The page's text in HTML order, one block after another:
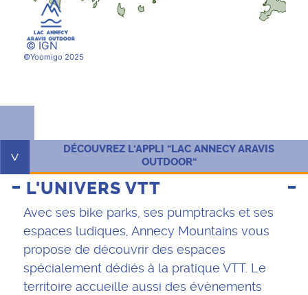
©Yoomigo 2025
© IGN
^
DÉCOUVREZ L'APPLI "LAC ANNECY ARAVIS
OUTDOOR"
L'UNIVERS VTT
Avec ses bike parks, ses pumptracks et ses
espaces ludiques, Annecy Mountains vous
propose de découvrir des espaces
spécialement dédiés à la pratique VTT. Le
territoire accueille aussi des évènements